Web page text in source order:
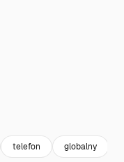
telefon globalny